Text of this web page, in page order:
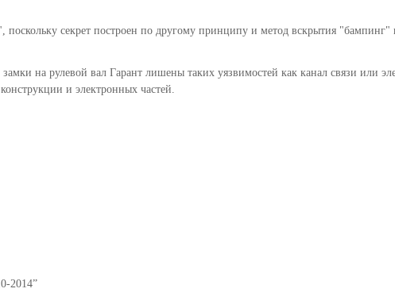
секрет построен по другому принципу и метод вскрытия "бампинг"
на рулевой вал Гарант лишены таких уязвимостей как канал связи или
и электронных частей.
2014”